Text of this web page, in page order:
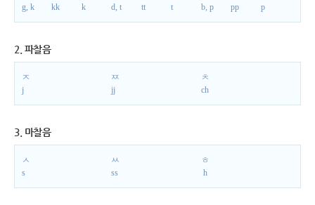
g, k
kk
k
d, t
tt
t
b, p
pp
p
2. 파찰음
ㅈ
j
ㅉ
jj
ㅊ
ch
3. 마찰음
ㅅ
s
ㅆ
ss
ㅎ
h